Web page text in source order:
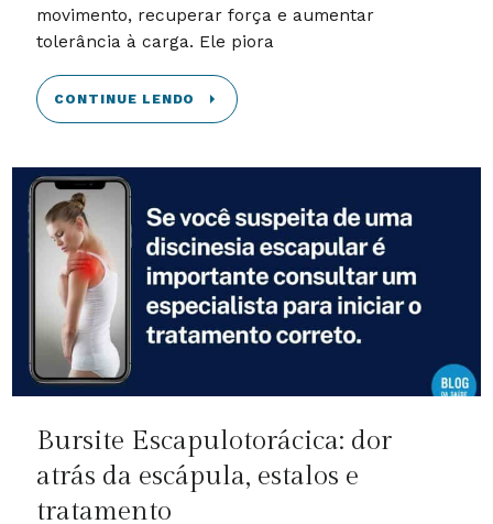
movimento, recuperar força e aumentar
tolerância à carga. Ele piora
CONTINUE LENDO
Bursite Escapulotorácica: dor
atrás da escápula, estalos e
tratamento